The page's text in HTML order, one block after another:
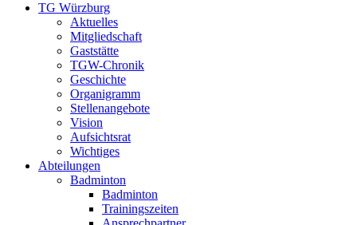
TG Würzburg
Aktuelles
Mitgliedschaft
Gaststätte
TGW-Chronik
Geschichte
Organigramm
Stellenangebote
Vision
Aufsichtsrat
Wichtiges
Abteilungen
Badminton
Badminton
Trainingszeiten